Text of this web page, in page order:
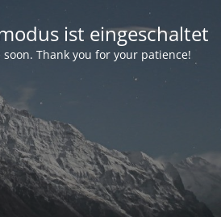
ist eingeschaltet
Thank you for your patience!